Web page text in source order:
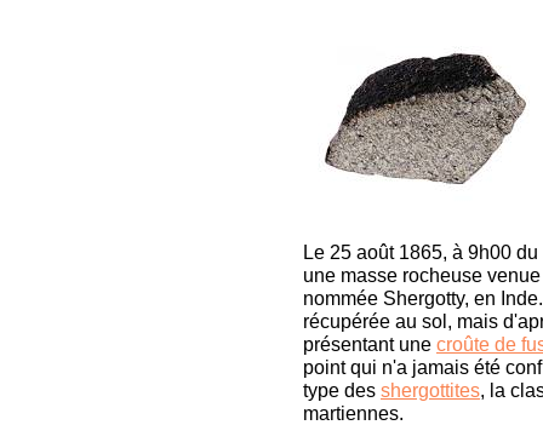
Le 25 août 1865, à 9h00
une masse rocheuse
nommée Shergotty, en
récupérée au sol, mais
présentant une croûte de
point qui n'a jamais été
type des shergottites, la
martiennes.